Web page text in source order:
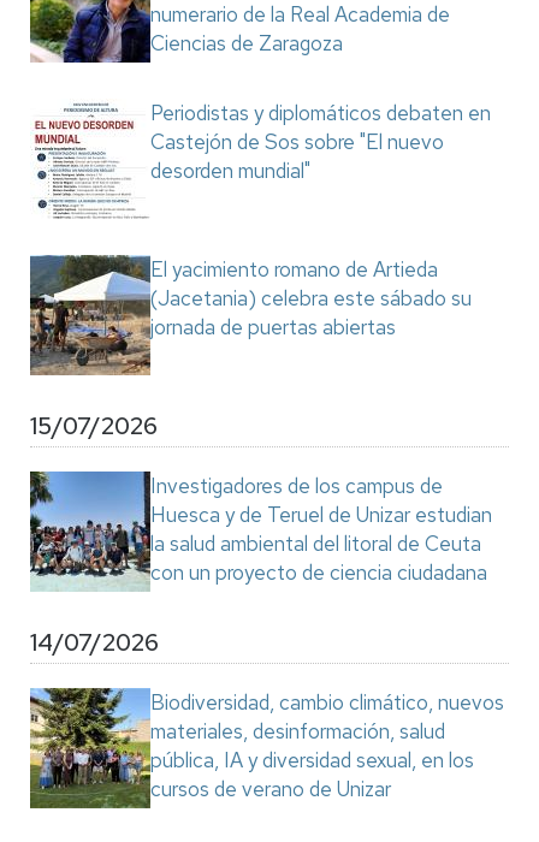
numerario de la Real Academia de
Ciencias de Zaragoza
Periodistas y diplomáticos debaten en
Castejón de Sos sobre "El nuevo
desorden mundial"
El yacimiento romano de Artieda
(Jacetania) celebra este sábado su
jornada de puertas abiertas
15/07/2026
Investigadores de los campus de
Huesca y de Teruel de Unizar estudian
la salud ambiental del litoral de Ceuta
con un proyecto de ciencia ciudadana
14/07/2026
Biodiversidad, cambio climático, nuevos
materiales, desinformación, salud
pública, IA y diversidad sexual, en los
cursos de verano de Unizar